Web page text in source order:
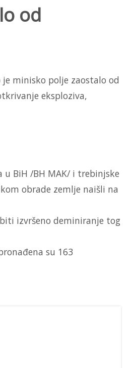
od
minisko polje zaostalo od
eksploziva,
BiH /BH MAK/ i trebinjske
obrade zemlje naišli na
izvršeno deminiranje tog
su 163